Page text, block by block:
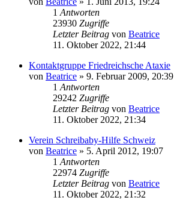
1 Antworten
23930 Zugriffe
Letzter Beitrag von Beatrice
11. Oktober 2022, 21:44
Kontaktgruppe Friedreichsche Ataxie
von Beatrice » 9. Februar 2009, 20:39
1 Antworten
29242 Zugriffe
Letzter Beitrag von Beatrice
11. Oktober 2022, 21:34
Verein Schreibaby-Hilfe Schweiz
von Beatrice » 5. April 2012, 19:07
1 Antworten
22974 Zugriffe
Letzter Beitrag von Beatrice
11. Oktober 2022, 21:32